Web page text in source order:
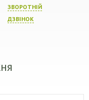
ЗВОРОТНIЙ
ДЗВIНОК